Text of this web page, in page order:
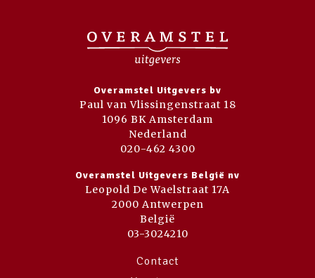
Overamstel Uitgevers bv
Paul van Vlissingenstraat 18
1096 BK Amsterdam
Nederland
020-462 4300
Overamstel Uitgevers België nv
Leopold De Waelstraat 17A
2000 Antwerpen
België
03-3024210
Contact